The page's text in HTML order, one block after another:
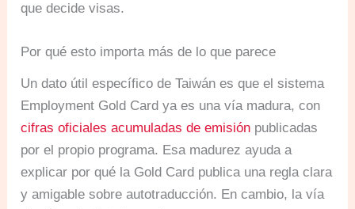
que decide visas.
Por qué esto importa más de lo que parece
Un dato útil específico de Taiwán es que el sistema
Employment Gold Card ya es una vía madura, con
cifras oficiales acumuladas de emisión publicadas
por el propio programa. Esa madurez ayuda a
explicar por qué la Gold Card publica una regla clara
y amigable sobre autotraducción. En cambio, la vía